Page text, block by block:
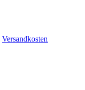
Versandkosten